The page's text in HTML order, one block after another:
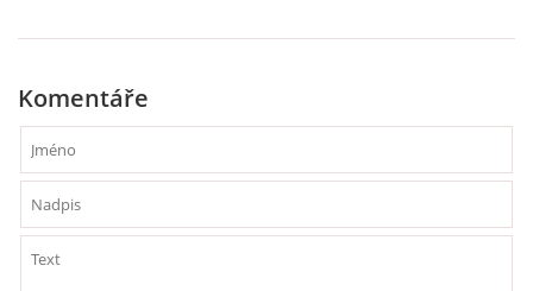
VÝTVARNÉ TECHNIKY
VÝTVARNÉ POMŮCKY
Komentáře